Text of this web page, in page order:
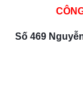
Số 469